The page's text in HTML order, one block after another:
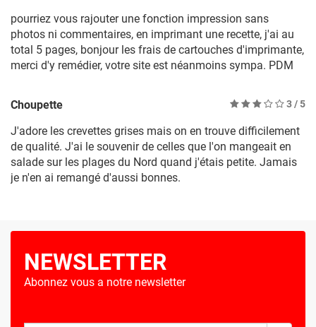
pourriez vous rajouter une fonction impression sans
photos ni commentaires, en imprimant une recette, j'ai au
total 5 pages, bonjour les frais de cartouches d'imprimante,
merci d'y remédier, votre site est néanmoins sympa. PDM
Choupette 3/ 5
J'adore les crevettes grises mais on en trouve difficilement
de qualité. J'ai le souvenir de celles que l'on mangeait en
salade sur les plages du Nord quand j'étais petite. Jamais
je n'en ai remangé d'aussi bonnes.
NEWSLETTER
Abonnez vous a notre newsletter